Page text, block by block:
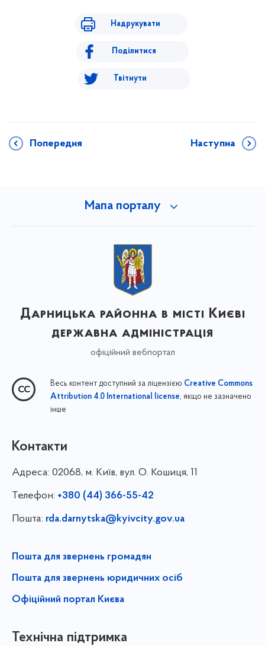
Надрукувати
Поділитися
Твітнути
Попередня Наступна
Мапа порталу
Дарницька районна в місті Києві
державна адміністрація
офіційний вебпортал
Весь контент доступний за ліцензією Creative Commons
Attribution 4.0 International license, якщо не зазначено
інше
Контакти
Адреса: 02068, м. Київ, вул. О. Кошиця, 11
Телефон: +380 (44) 366-55-42
Пошта: rda.darnytska@kyivcity.gov.ua
Пошта для звернень громадян
Пошта для звернень юридичних осіб
Офіційний портал Києва
Технічна підтримка